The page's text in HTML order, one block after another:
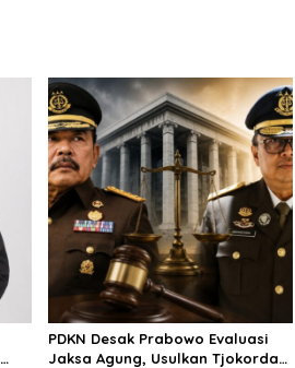
PDKN Desak Prabowo Evaluasi
Jaksa Agung, Usulkan Tjokorda